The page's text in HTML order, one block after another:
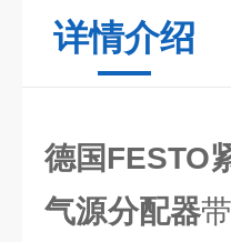
详情介绍
德国FESTO
气源分配器